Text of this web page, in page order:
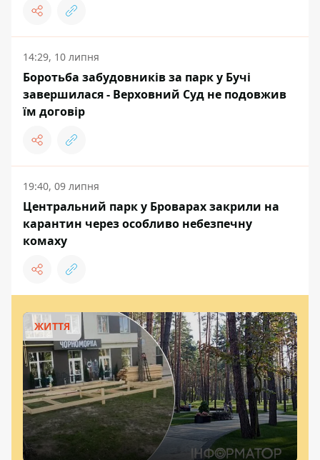
14:29, 10 липня
Боротьба забудовників за парк у Бучі
завершилася - Верховний Суд не подовжив
їм договір
19:40, 09 липня
Центральний парк у Броварах закрили на
карантин через особливо небезпечну
комаху
ЖИТТЯ